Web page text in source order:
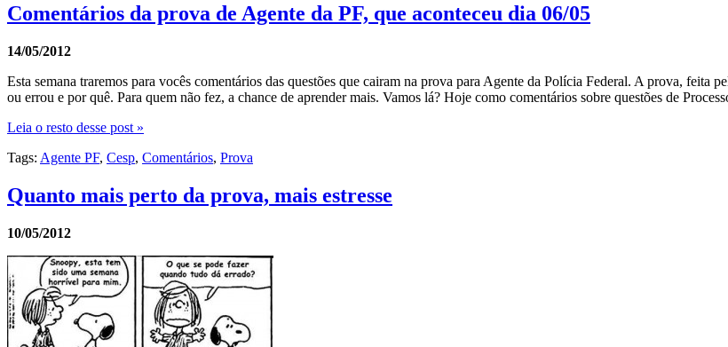
Comentários da prova de Agente da PF, que aconteceu dia 06/05
14/05/2012
Esta semana traremos para vocês comentários das questões que cairam na prova para Agente da Polícia Federal. A prova, feita
ou errou e por quê. Para quem não fez, a chance de aprender mais. Vamos lá? Hoje como comentários sobre questões de
Leia o resto desse post »
Tags: Agente PF, Cesp, Comentários, Prova
Quanto mais perto da prova, mais estresse
10/05/2012